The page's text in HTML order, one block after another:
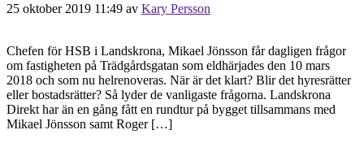
25 oktober 2019 11:49 av Kary Persson
Chefen för HSB i Landskrona, Mikael Jönsson får dagligen frågor
om fastigheten på Trädgårdsgatan som eldhärjades den 10 mars
2018 och som nu helrenoveras. När är det klart? Blir det hyresrätter
eller bostadsrätter? Så lyder de vanligaste frågorna. Landskrona
Direkt har än en gång fått en rundtur på bygget tillsammans med
Mikael Jönsson samt Roger […]